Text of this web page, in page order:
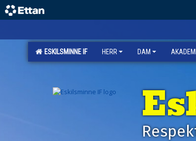
ESKILSMINNE IF HERR DAM AKADEMI